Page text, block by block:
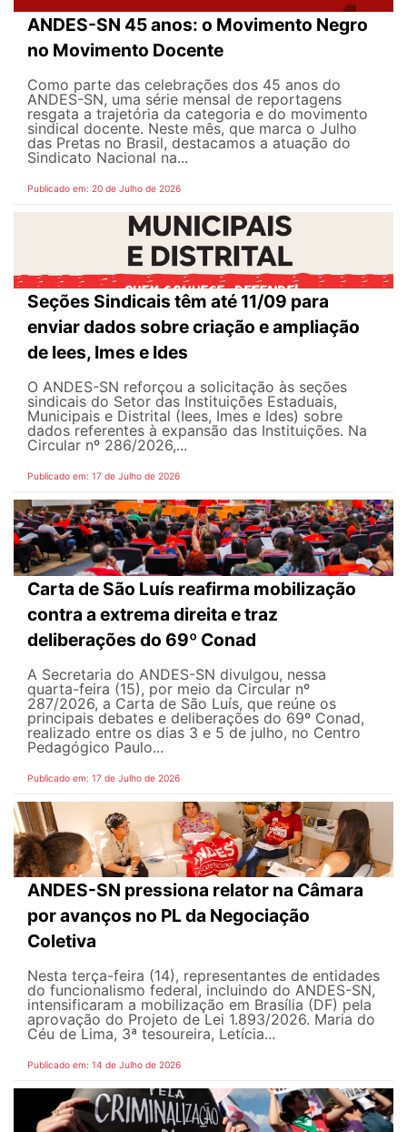
ANDES-SN 45 anos: o Movimento Negro
no Movimento Docente
Como parte das celebrações dos 45 anos do
ANDES-SN, uma série mensal de reportagens
resgata a trajetória da categoria e do movimento
sindical docente. Neste mês, que marca o Julho
das Pretas no Brasil, destacamos a atuação do
Sindicato Nacional na...
Publicado em: 20 de Julho de 2026
Seções Sindicais têm até 11/09 para
enviar dados sobre criação e ampliação
de Iees, Imes e Ides
O ANDES-SN reforçou a solicitação às seções
sindicais do Setor das Instituições Estaduais,
Municipais e Distrital (Iees, Imes e Ides) sobre
dados referentes à expansão das Instituições. Na
Circular nº 286/2026,...
Publicado em: 17 de Julho de 2026
Carta de São Luís reafirma mobilização
contra a extrema direita e traz
deliberações do 69º Conad
A Secretaria do ANDES-SN divulgou, nessa
quarta-feira (15), por meio da Circular nº
287/2026, a Carta de São Luís, que reúne os
principais debates e deliberações do 69º Conad,
realizado entre os dias 3 e 5 de julho, no Centro
Pedagógico Paulo...
Publicado em: 17 de Julho de 2026
ANDES-SN pressiona relator na Câmara
por avanços no PL da Negociação
Coletiva
Nesta terça-feira (14), representantes de entidades
do funcionalismo federal, incluindo do ANDES-SN,
intensificaram a mobilização em Brasília (DF) pela
aprovação do Projeto de Lei 1.893/2026. Maria do
Céu de Lima, 3ª tesoureira, Letícia...
Publicado em: 14 de Julho de 2026